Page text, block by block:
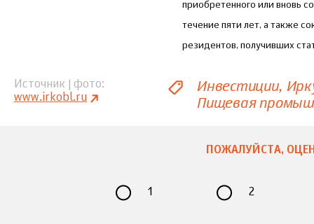
приобретенного или вновь
течение пяти лет, а также
резидентов, получивших
Источник | фото
www.irkobl.ru
Инвестиции
Пищевая
ПОЖАЛУЙСТА,
1 2